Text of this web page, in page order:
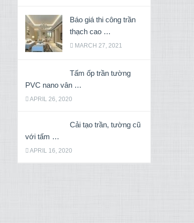
Báo giá thi công trần
thạch cao …
MARCH 27, 2021
Tấm ốp trần tường
PVC nano vân …
APRIL 26, 2020
Cải tạo trần, tường cũ
với tấm …
APRIL 16, 2020